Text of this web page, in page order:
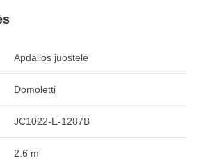
Apdailos juostelė
Domoletti
JC1022-E-1287B
2.6 m